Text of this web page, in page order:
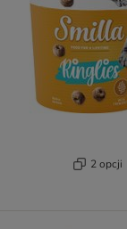
2 opcji